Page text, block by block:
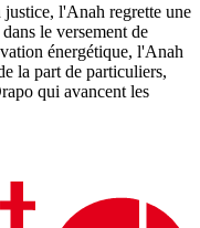
l'Anah regrette une
le versement de
énergétique, l'Anah
la part de particuliers,
qui avancent les